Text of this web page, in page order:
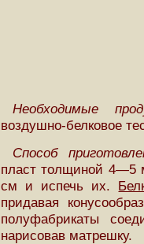
Необходимые
воздушно-белковое
Способ
пласт толщиной 4—5
см и испечь их.
придавая
полуфабрикаты
нарисовав матрешку.